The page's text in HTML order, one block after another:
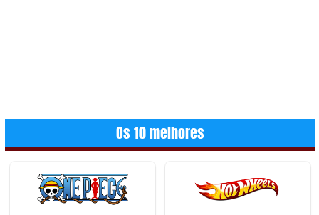
Os 10 melhores